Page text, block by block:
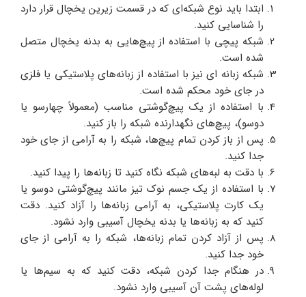
ابتدا باید نوع شبکه‌ای که در قسمت زیرین یخچال قرار دارد
را شناسایی کنید.
شبکه پیچی با استفاده از پیچ‌هایی به بدنه یخچال متصل
شده است.
شبکه زبانه ای نیز با استفاده از زبانه‌های پلاستیکی یا فلزی
در جای خود محکم شده است.
با استفاده از یک پیچ‌گوشتی مناسب (معمولاً چهارسو یا
دوسو)، پیچ‌های نگهدارنده شبکه را باز کنید.
پس از باز کردن تمام پیچ‌ها، شبکه را به آرامی از جای خود
جدا کنید.
با دقت به لبه‌های شبکه نگاه کنید تا زبانه‌ها را پیدا کنید.
با استفاده از یک جسم نوک تیز مانند پیچ‌گوشتی دوسو یا
یک کارت پلاستیکی، به آرامی زبانه‌ها را آزاد کنید. دقت
کنید که به زبانه‌ها یا بدنه یخچال آسیبی وارد نشود.
پس از آزاد کردن تمام زبانه‌ها، شبکه را به آرامی از جای
خود جدا کنید.
در هنگام جدا کردن شبکه، دقت کنید که به سیم‌ها یا
لوله‌های پشت آن آسیبی وارد نشود.